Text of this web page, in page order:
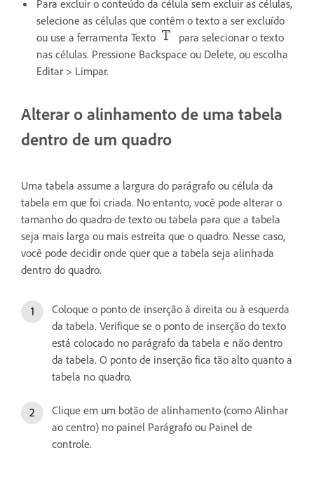
Para excluir o conteúdo da célula sem excluir as células,
selecione as células que contêm o texto a ser excluído
ou use a ferramenta Texto
para selecionar o texto
nas células. Pressione Backspace ou Delete, ou escolha
Editar > Limpar.
Alterar o alinhamento de uma tabela
dentro de um quadro
Uma tabela assume a largura do parágrafo ou célula da
tabela em que foi criada. No entanto, você pode alterar o
tamanho do quadro de texto ou tabela para que a tabela
seja mais larga ou mais estreita que o quadro. Nesse caso,
você pode decidir onde quer que a tabela seja alinhada
dentro do quadro.
Coloque o ponto de inserção à direita ou à esquerda
da tabela. Verifique se o ponto de inserção do texto
está colocado no parágrafo da tabela e não dentro
da tabela. O ponto de inserção fica tão alto quanto a
tabela no quadro.
Clique em um botão de alinhamento (como Alinhar
ao centro) no painel Parágrafo ou Painel de
controle.